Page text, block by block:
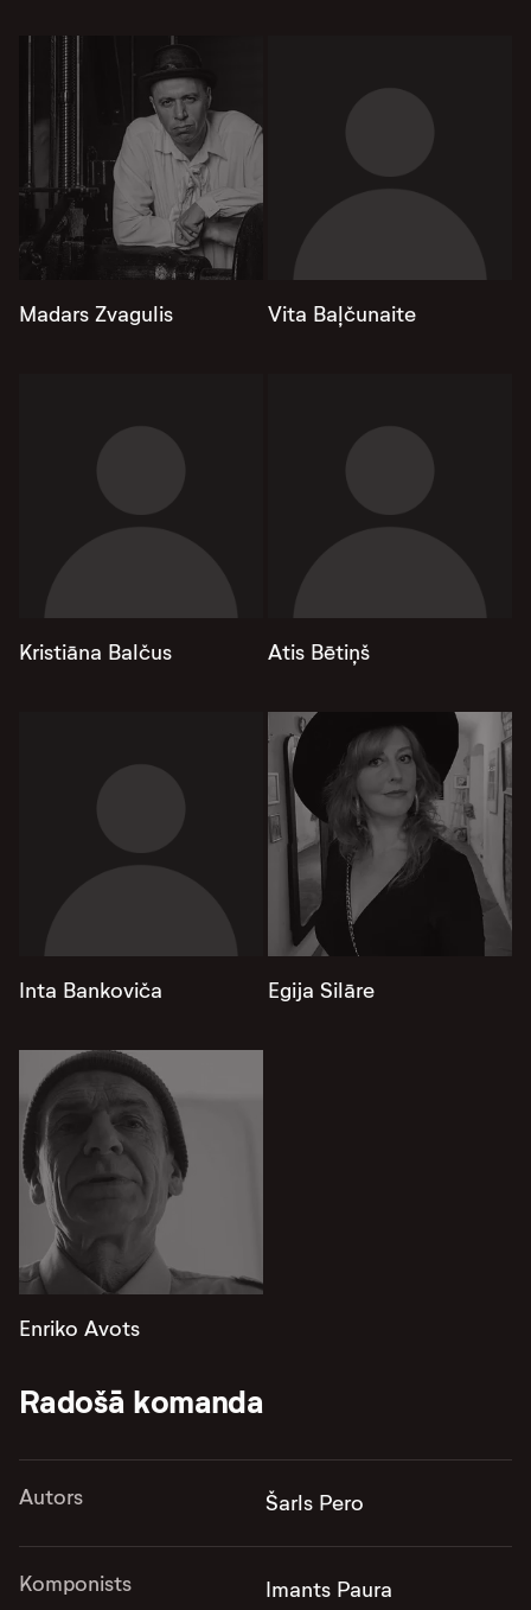
Madars Zvagulis Vita Baļčunaite
Kristiāna Balčus Atis Bētiņš
Inta Bankoviča Egija Silāre
Enriko Avots
Radošā komanda
Autors Šarls Pero
Komponists Imants Paura